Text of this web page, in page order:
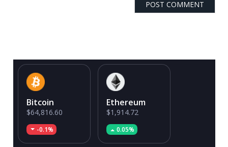
Bitcoin
$64,816.60
-0.1%
Ethereum
$1,914.72
0.05%